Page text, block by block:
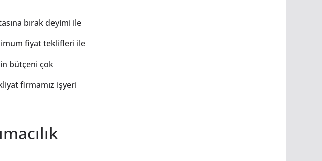
bırak deyimi ile
fiyat teklifleri ile
bütçeni çok
firmamız işyeri